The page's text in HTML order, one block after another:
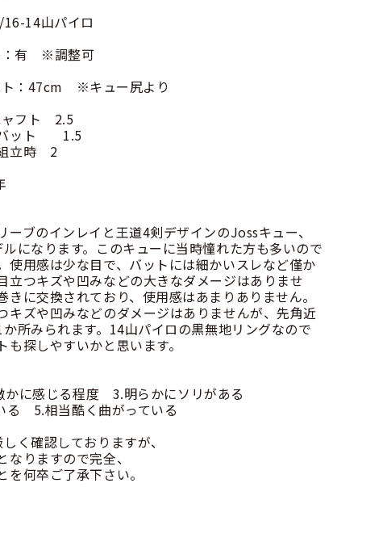
14山パイロ
：有 ※調整可
ト：47cm ※キュー尻より
ャフト 2.5
1.5
2
ーブのインレイと王道4剣デザインのJossキュー、
になります。このキューに当時憧れた方も多いので
使用感は少な目で、バットには細かいスレなど僅か
立つキズや凹みなどの大きなダメージはありませ
きに交換されており、使用感はあまりありません。
キズや凹みなどのダメージはありませんが、先角近
所みられます。14山パイロの黒無地リングなので
探しやすいかと思います。
に感じる程度 3.明らかにソリがある
る 5.相当酷く曲がっている
く確認しておりますが、
りますので完全、
何卒ご了承下さい。